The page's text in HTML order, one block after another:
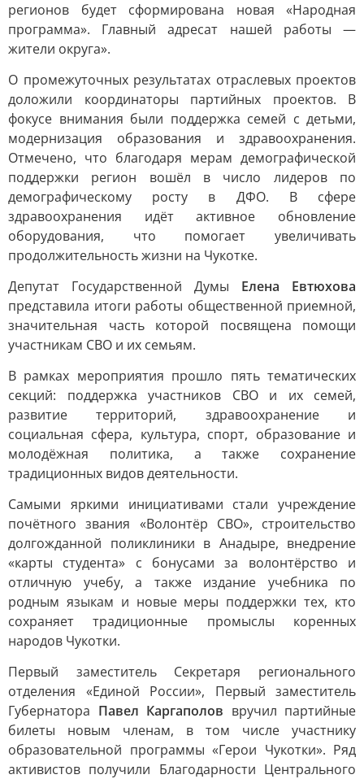
регионов будет сформирована новая «Народная
программа». Главный адресат нашей работы —
жители округа».
О промежуточных результатах отраслевых проектов
доложили координаторы партийных проектов. В
фокусе внимания были поддержка семей с детьми,
модернизация образования и здравоохранения.
Отмечено, что благодаря мерам демографической
поддержки регион вошёл в число лидеров по
демографическому росту в ДФО. В сфере
здравоохранения идёт активное обновление
оборудования, что помогает увеличивать
продолжительность жизни на Чукотке.
Депутат Государственной Думы Елена Евтюхова
представила итоги работы общественной приемной,
значительная часть которой посвящена помощи
участникам СВО и их семьям.
В рамках мероприятия прошло пять тематических
секций: поддержка участников СВО и их семей,
развитие территорий, здравоохранение и
социальная сфера, культура, спорт, образование и
молодёжная политика, а также сохранение
традиционных видов деятельности.
Самыми яркими инициативами стали учреждение
почётного звания «Волонтёр СВО», строительство
долгожданной поликлиники в Анадыре, внедрение
«карты студента» с бонусами за волонтёрство и
отличную учебу, а также издание учебника по
родным языкам и новые меры поддержки тех, кто
сохраняет традиционные промыслы коренных
народов Чукотки.
Первый заместитель Секретаря регионального
отделения «Единой России», Первый заместитель
Губернатора Павел Каргаполов вручил партийные
билеты новым членам, в том числе участнику
образовательной программы «Герои Чукотки». Ряд
активистов получили Благодарности Центрального